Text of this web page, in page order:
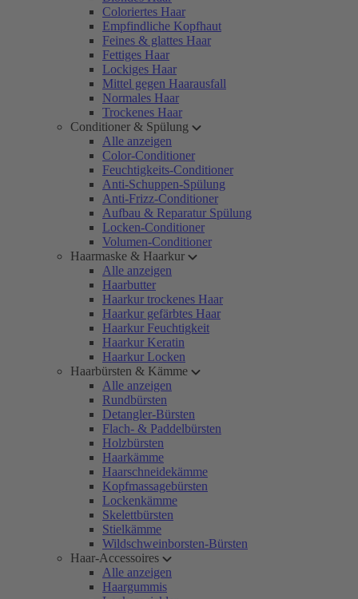
Coloriertes Haar
Empfindliche Kopfhaut
Feines & glattes Haar
Fettiges Haar
Lockiges Haar
Mittel gegen Haarausfall
Normales Haar
Trockenes Haar
Conditioner & Spülung
Alle anzeigen
Color-Conditioner
Feuchtigkeits-Conditioner
Anti-Schuppen-Spülung
Anti-Frizz-Conditioner
Aufbau & Reparatur Spülung
Locken-Conditioner
Volumen-Conditioner
Haarmaske & Haarkur
Alle anzeigen
Haarbutter
Haarkur trockenes Haar
Haarkur gefärbtes Haar
Haarkur Feuchtigkeit
Haarkur Keratin
Haarkur Locken
Haarbürsten & Kämme
Alle anzeigen
Rundbürsten
Detangler-Bürsten
Flach- & Paddelbürsten
Holzbürsten
Haarkämme
Haarschneidekämme
Kopfmassagebürsten
Lockenkämme
Skelettbürsten
Stielkämme
Wildschweinborsten-Bürsten
Haar-Accessoires
Alle anzeigen
Haargummis